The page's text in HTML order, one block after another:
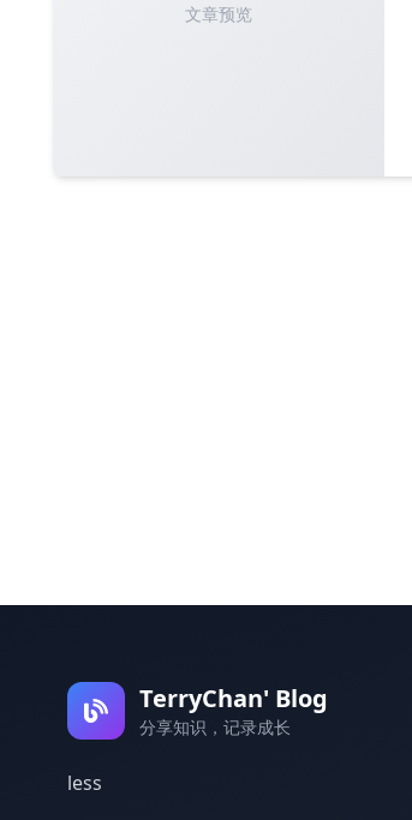
文章预览
TerryChan' Blog
分享知识，记录成长
less